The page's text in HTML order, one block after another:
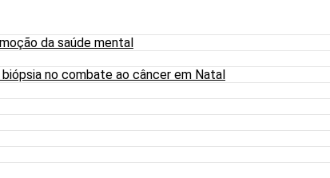
da saúde mental
no combate ao câncer em Natal